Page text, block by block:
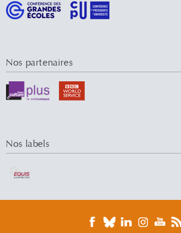
Nos partenaires
Nos labels